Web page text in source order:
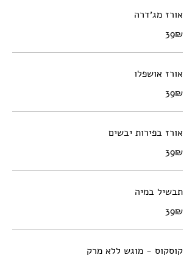
אורז מג׳דרה
‏39 ‏₪
אורז אושפלו
‏39 ‏₪
אורז בפירות יבשים
‏39 ‏₪
תבשיל במיה
‏39 ‏₪
קוסקוס - מוגש ללא מרק